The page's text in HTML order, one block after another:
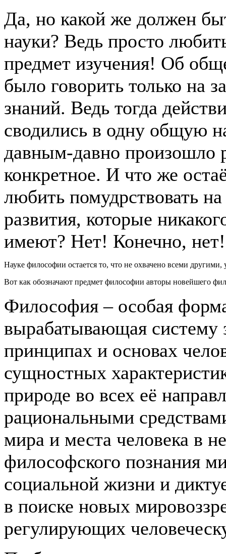
Да, но какой же должен
науки? Ведь просто
предмет изучения! Об
было говорить только на
знаний. Ведь тогда
сводились в одну общую
давным-давно произошло
конкретное. И что же
любить помудрствовать
развития, которые
имеют? Нет! Конечно, нет!
Науке философии остается то, что не охвачено всеми
Вот как обозначают предмет философии авторы новейшего
Философия – особая
вырабатывающая систему
принципах и основах
сущностных
природе во всех её
рациональными
мира и места человека в
философского познания
социальной жизни и
в поиске новых
регулирующих